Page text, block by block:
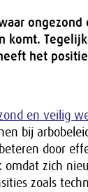
komt.
het
en veilig
bij
door
zich
zoals